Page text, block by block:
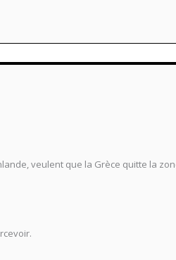
veulent que la Grèce quitte la